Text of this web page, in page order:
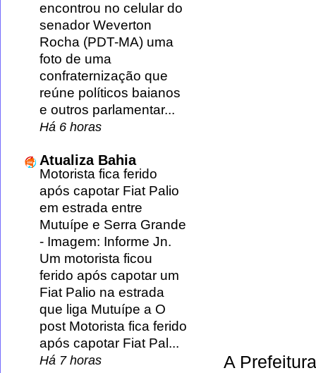
A
encontrou no celular do
senador Weverton
Rocha (PDT-MA) uma
foto de uma
confraternização que
reúne políticos baianos
e outros parlamentar...
Há 6 horas
Atualiza Bahia
Motorista fica ferido
após capotar Fiat Palio
em estrada entre
Mutuípe e Serra Grande
- Imagem: Informe Jn.
Um motorista ficou
ferido após capotar um
Fiat Palio na estrada
que liga Mutuípe a O
post Motorista fica ferido
após capotar Fiat Pal...
Há 7 horas